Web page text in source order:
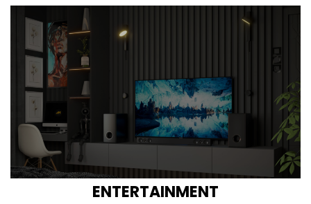
ENTERTAINMENT